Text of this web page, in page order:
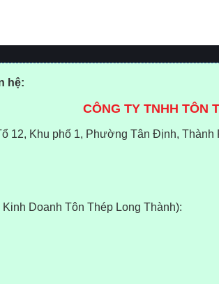
hệ:
CÔNG TY TNHH TÔN
12, Khu phố 1, Phường Tân Định, Thành
Doanh Tôn Thép Long Thành):